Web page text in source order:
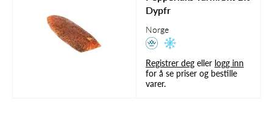
Dypfr
Norge
Registrer deg eller logg inn
for å se priser og bestille
varer.